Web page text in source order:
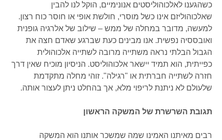
כשהגענו לאלכוהוליסטים אנונימיים, הוקל לנו להבין
שאלכוהוליזם אינו כשל מוסרי, חולשת אופי או חוסר כוח רצון.
למעשה, מדובר במחלה של ממש – שילוב של אלרגיה גופנית
ואובססיה נפשית. אנו מבינים כעת שברגע שאדם חצה את
הגבול הבלתי נראה משתייה מרובה לשתייה אלכוהולית
כפייתית, הוא תמיד יישאר אלכוהוליסט. הניסיון מוכיח שאין דרך
חזרה לשתייה חברתית או "רגילה". זוהי מחלה מתקדמת
שלעולם לא ניתנת לריפוי מלא, אך בהחלט ניתן לעצור אותה.
תגובת השרשרת של המשקה הראשון
רבים מאיתנו האמינו שמה שמשכר אותנו הוא המשקה